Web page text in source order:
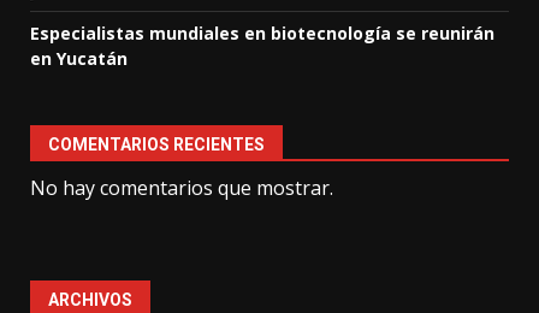
Especialistas mundiales en biotecnología se reunirán
en Yucatán
COMENTARIOS RECIENTES
No hay comentarios que mostrar.
ARCHIVOS